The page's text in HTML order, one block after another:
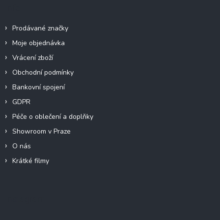
Prodávané značky
Moje objednávka
Vrácení zboží
Obchodní podmínky
Bankovní spojení
GDPR
Péče o oblečení a doplňky
Showroom v Praze
O nás
Krátké filmy